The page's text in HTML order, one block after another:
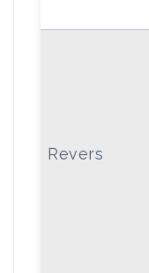
Revers